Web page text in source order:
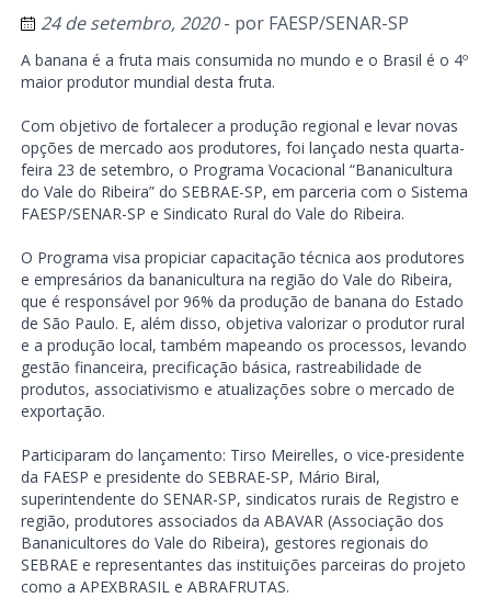
24 de setembro, 2020- por FAESP/SENAR-SP
A banana é a fruta mais consumida no mundo e o Brasil é o 4º
maior produtor mundial desta fruta.
Com objetivo de fortalecer a produção regional e levar novas
opções de mercado aos produtores, foi lançado nesta quarta-
feira 23 de setembro, o Programa Vocacional “Bananicultura
do Vale do Ribeira” do SEBRAE-SP, em parceria com o Sistema
FAESP/SENAR-SP e Sindicato Rural do Vale do Ribeira.
O Programa visa propiciar capacitação técnica aos produtores
e empresários da bananicultura na região do Vale do Ribeira,
que é responsável por 96% da produção de banana do Estado
de São Paulo. E, além disso, objetiva valorizar o produtor rural
e a produção local, também mapeando os processos, levando
gestão financeira, precificação básica, rastreabilidade de
produtos, associativismo e atualizações sobre o mercado de
exportação.
Participaram do lançamento: Tirso Meirelles, o vice-presidente
da FAESP e presidente do SEBRAE-SP, Mário Biral,
superintendente do SENAR-SP, sindicatos rurais de Registro e
região, produtores associados da ABAVAR (Associação dos
Bananicultores do Vale do Ribeira), gestores regionais do
SEBRAE e representantes das instituições parceiras do projeto
como a APEXBRASIL e ABRAFRUTAS.